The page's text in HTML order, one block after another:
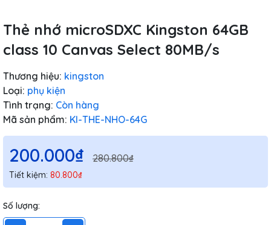
Thẻ nhớ microSDXC Kingston 64GB
class 10 Canvas Select 80MB/s
Thương hiệu: kingston
Loại: phụ kiện
Tình trạng: Còn hàng
Mã sản phẩm: KI-THE-NHO-64G
200.000₫ 280.800₫
Tiết kiệm: 80.800₫
Số lượng: